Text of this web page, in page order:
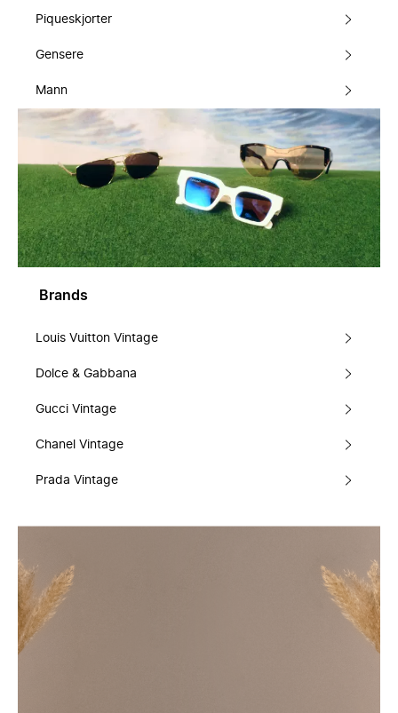
Piqueskjorter
Gensere
Mann
Brands
Louis Vuitton Vintage
Dolce & Gabbana
Gucci Vintage
Chanel Vintage
Prada Vintage